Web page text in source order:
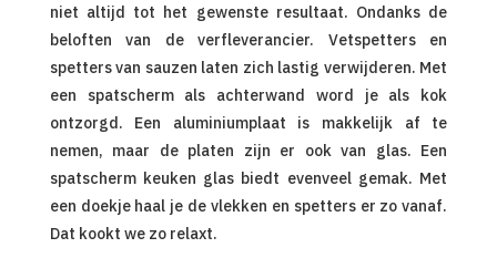
niet altijd tot het gewenste resultaat. Ondanks de
beloften van de verfleverancier. Vetspetters en
spetters van sauzen laten zich lastig verwijderen. Met
een spatscherm als achterwand word je als kok
ontzorgd. Een aluminiumplaat is makkelijk af te
nemen, maar de platen zijn er ook van glas. Een
spatscherm keuken glas biedt evenveel gemak. Met
een doekje haal je de vlekken en spetters er zo vanaf.
Dat kookt we zo relaxt.